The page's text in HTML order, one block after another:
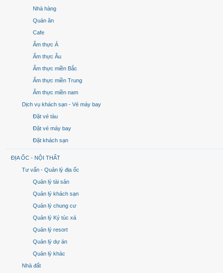
Nhà hàng
Quán ăn
Cafe
Ẩm thực Á
Ẩm thực Âu
Ẩm thực miền Bắc
Ẩm thực miền Trung
Ẩm thực miền nam
Dịch vụ khách sạn - Vé máy bay
Đặt vé tàu
Đặt vé máy bay
Đặt khách sạn
ĐỊA ỐC - NỘI THẤT
Tư vấn - Quản lý địa ốc
Quản lý tài sản
Quản lý khách sạn
Quản lý chung cư
Quản lý Ký túc xá
Quản lý resort
Quản lý dự án
Quản lý khác
Nhà đất